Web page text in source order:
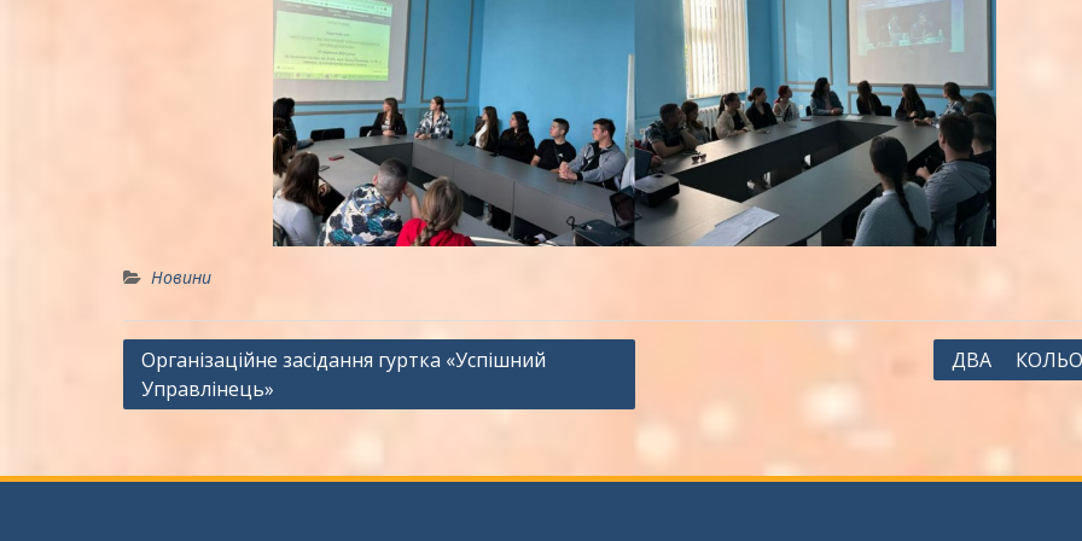
Новини
Навігація
записів
Організаційне засідання гуртка «Успішний
Управлінець»
ДВА